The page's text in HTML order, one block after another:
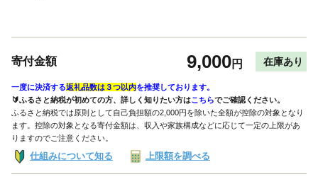
寄付金額 9,000円 在庫あり
一度に決済する返礼品数は３つ以内を推奨しております。
🔰ふるさと納税が初めての方、詳しく知りたい方はこちらでご確認ください。
ふるさと納税では原則として自己負担額の2,000円を除いた全額が控除の対象となり
ます。控除の対象となる寄付金額は、収入や家族構成などに応じて一定の上限があ
りますのでご注意ください。
仕組みについて知る 上限額を調べる